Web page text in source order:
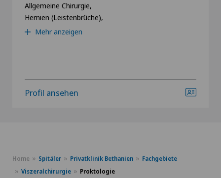
Allgemeine Chirurgie,
Hernien (Leistenbrüche),
Mehr anzeigen
Profil ansehen
Home Spitäler Privatklinik Bethanien
Fachgebiete
Viszeralchirurgie
Proktologie